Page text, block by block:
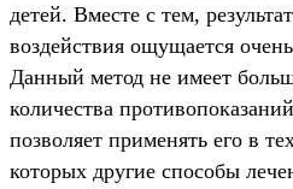
детей. Вместе с тем,
воздействия ощущается
Данный метод не имеет
количества
позволяет применять его в
которых другие способы